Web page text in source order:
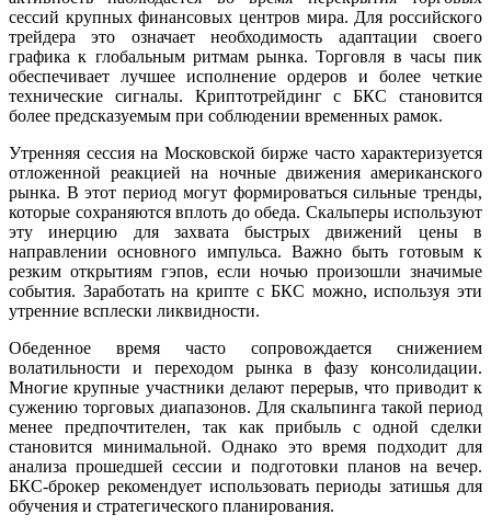
сессий крупных финансовых центров мира. Для российского
трейдера это означает необходимость адаптации своего
графика к глобальным ритмам рынка. Торговля в часы пик
обеспечивает лучшее исполнение ордеров и более четкие
технические сигналы. Криптотрейдинг с БКС становится
более предсказуемым при соблюдении временных рамок.
Утренняя сессия на Московской бирже часто характеризуется
отложенной реакцией на ночные движения американского
рынка. В этот период могут формироваться сильные тренды,
которые сохраняются вплоть до обеда. Скальперы используют
эту инерцию для захвата быстрых движений цены в
направлении основного импульса. Важно быть готовым к
резким открытиям гэпов, если ночью произошли значимые
события. Заработать на крипте с БКС можно, используя эти
утренние всплески ликвидности.
Обеденное время часто сопровождается снижением
волатильности и переходом рынка в фазу консолидации.
Многие крупные участники делают перерыв, что приводит к
сужению торговых диапазонов. Для скальпинга такой период
менее предпочтителен, так как прибыль с одной сделки
становится минимальной. Однако это время подходит для
анализа прошедшей сессии и подготовки планов на вечер.
БКС-брокер рекомендует использовать периоды затишья для
обучения и стратегического планирования.